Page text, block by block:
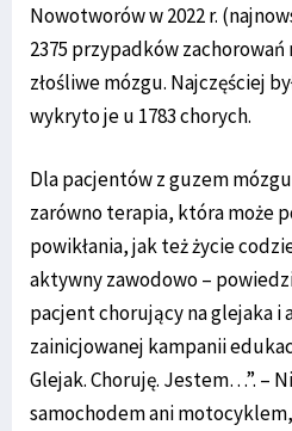
Nowotworów w 2022 r.
2375 przypadków
złośliwe mózgu. Najczęściej
wykryto je u 1783 chorych.
Dla pacjentów z guzem
zarówno terapia, która może
powikłania, jak też życie
aktywny zawodowo –
pacjent chorujący na glejaka i
zainicjowanej kampanii
Glejak. Choruję. Jestem…”. –
samochodem ani